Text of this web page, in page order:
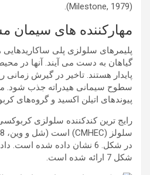
(Milestone, 1979).
مهارکننده های سیمان
پلیمرهای سلولزی پلی ساکاریدهایی
گیاهان به دست می آیند. آنها در
پایدار هستند. تاخیر در گیرش
سطوح سیمانی هیدراته جذب شود.
پیوندهای اتیلن اکسید و گروه‌های
رایج ترین کندکننده سلولزی
در شکل. 6 نشان داده شده
شکل 7 ارائه شده است.